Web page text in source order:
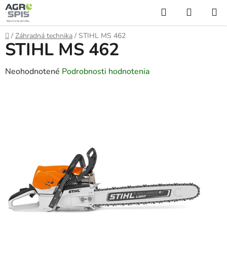
Prejsť
na
obsah
Hľadať
KOŠÍK
Domov
/ Záhradná technika / STIHL MS 462
STIHL MS 462
Priemerné
hviezdičiek.
Neohodnotené Podrobnosti hodnotenia